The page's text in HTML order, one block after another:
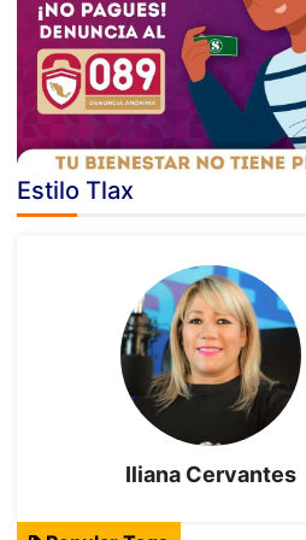
Estilo Tlax
Iliana Cervantes